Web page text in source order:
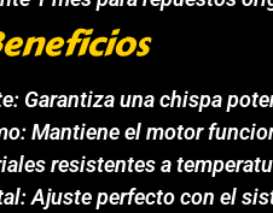
Garantiza una chispa
Mantiene el motor
resistentes a
Ajuste perfecto con el